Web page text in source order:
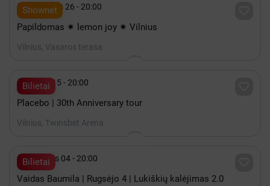
Shownet
 Rugpjūtis 26 - 20:00
Papildomas ✷ lemon joy ✷ Vilnius
Vilnius, Vasaros terasa
Bilietai
 Spalis 15 - 20:00
Placebo | 30th Anniversary tour
Vilnius, Twinsbet Arena
Bilietai
 Rugsėjis 04 - 20:00
Vaidas Baumila | Rugsėjo 4 | Lukiškių kalėjimas 2.0